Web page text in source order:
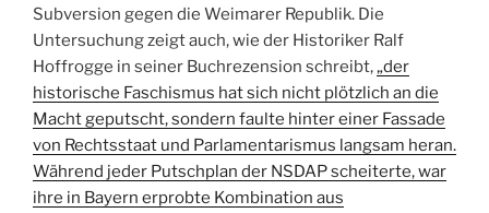
Subversion gegen die Weimarer Republik. Die
Untersuchung zeigt auch, wie der Historiker Ralf
Hoffrogge in seiner Buchrezension schreibt,„der
historische Faschismus hat sich nicht plötzlich an die
Macht geputscht, sondern faulte hinter einer Fassade
von Rechtsstaat und Parlamentarismus langsam heran.
Während jeder Putschplan der NSDAP scheiterte, war
ihre in Bayern erprobte Kombination aus